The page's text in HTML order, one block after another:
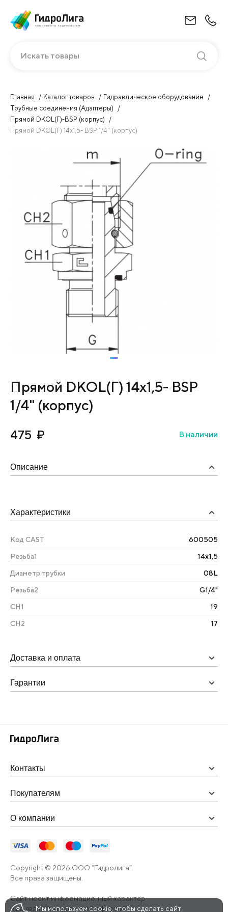
Искать товары
Главная Каталог товаров
Гидравлическое оборудование
Трубные соединения (Адаптеры)
Прямой DKOL(Г)-BSP (корпус)
Прямой DKOL(Г) 14х1,5- BSP 1/4" (корпус)
Прямой DKOL(Г) 14х1,5- BSP
1/4" (корпус)
475 ₽ В наличии
Описание
Характеристики
Код CAST 600505
Резьба1 14х1,5
Диаметр трубки 08L
Резьба2 G1/4"
CH1 19
CH2 17
Доставка и оплата
Гарантии
Контакты
Покупателям
О компании
Copyright © 2026 ООО “Гидролига”.
Все права защищены.
Сайт носит информационный характер
и не является публичной офертой.
Мы используем cookie, чтобы сделать сайт